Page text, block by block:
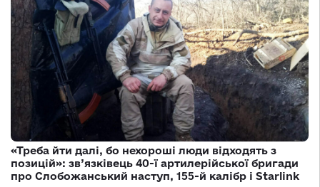
«Треба йти далі, бо нехороші люди відходять з
позицій»: зв’язківець 40-ї артилерійської бригади
про Слобожанський наступ, 155-й калібр і Starlink